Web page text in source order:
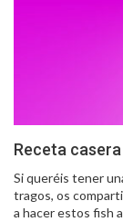
Receta
Si queréis tener
tragos, os
a hacer estos fish